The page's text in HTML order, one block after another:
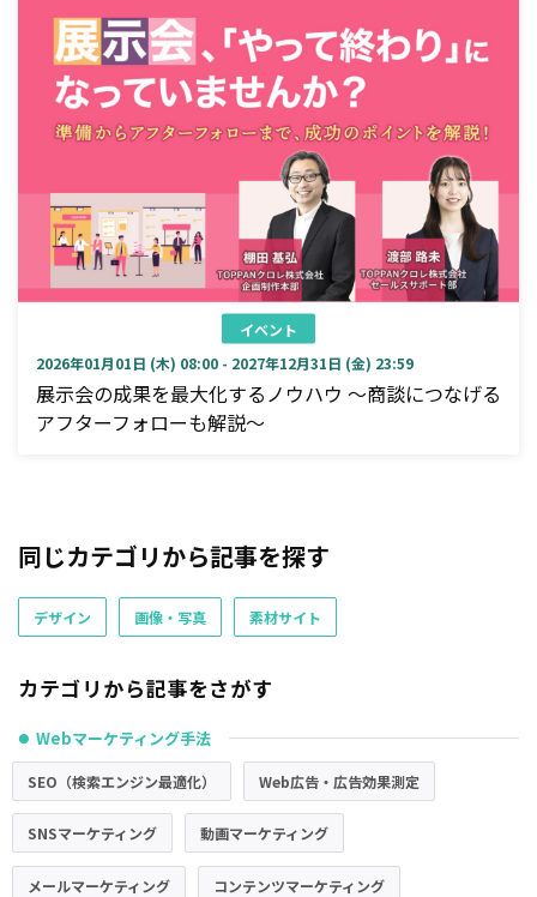
イベント
2026年01月01日 (木) 08:00 - 2027年12月31日 (金) 23:59
展示会の成果を最大化するノウハウ ～商談につなげる
アフターフォローも解説～
同じカテゴリから記事を探す
デザイン 画像・写真 素材サイト
カテゴリから記事をさがす
● Webマーケティング手法
SEO（検索エンジン最適化） Web広告・広告効果測定
SNSマーケティング 動画マーケティング
メールマーケティング コンテンツマーケティング